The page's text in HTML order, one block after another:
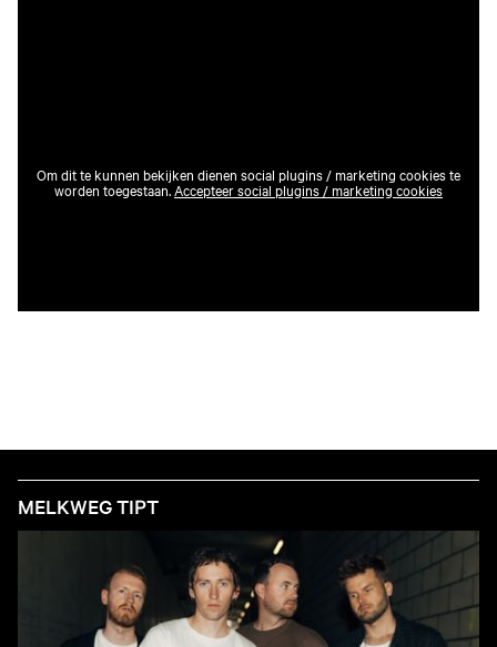
Om dit te kunnen bekijken dienen social plugins / marketing cookies te
worden toegestaan.Accepteer social plugins / marketing cookies
MELKWEG TIPT